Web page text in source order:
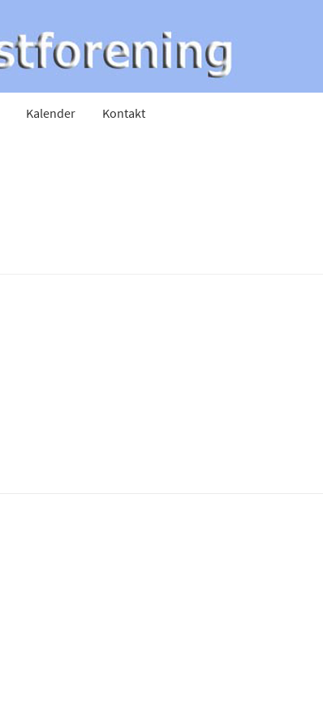
Kalender Kontakt